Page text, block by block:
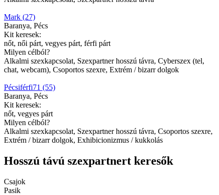
Mark (27)
Baranya, Pécs
Kit keresek:
nőt, női párt, vegyes párt, férfi párt
Milyen célból?
Alkalmi szexkapcsolat, Szexpartner hosszú távra, Cyberszex (tel,
chat, webcam), Csoportos szexre, Extrém / bizarr dolgok
Pécsiférfi71 (55)
Baranya, Pécs
Kit keresek:
nőt, vegyes párt
Milyen célból?
Alkalmi szexkapcsolat, Szexpartner hosszú távra, Csoportos szexre,
Extrém / bizarr dolgok, Exhibicionizmus / kukkolás
Hosszú távú szexpartnert keresők
Csajok
Pasik